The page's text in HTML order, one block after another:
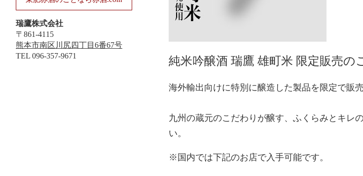
瑞鷹株式会社
〒861-4115
熊本市南区川尻四丁目6番67号
TEL 096-357-9671 純米吟醸酒 瑞鷹 雄町米 限定販売の
海外輸出向けに特別に醸造した製品を限定で販売
九州の蔵元のこだわりが醸す、ふくらみとキレ
い。
※国内では下記のお店で入手可能です。